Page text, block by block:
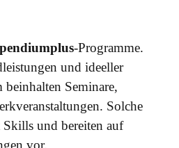
-Programme.
und ideeller
Seminare,
Solche
und bereiten auf